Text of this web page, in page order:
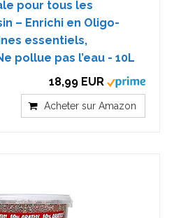
pour tous les
– Enrichi en Oligo-
essentiels,
pollue pas l’eau - 10L
18,99 EUR
Acheter sur Amazon